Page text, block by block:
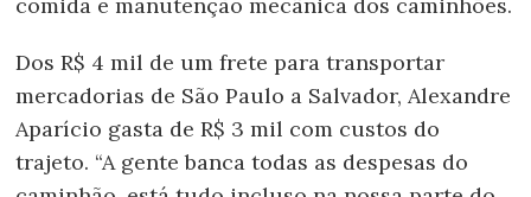
Dos R$ 4 mil de um frete para transportar
mercadorias de São Paulo a Salvador, Alexandre
Aparício gasta de R$ 3 mil com custos do
trajeto. “A gente banca todas as despesas do